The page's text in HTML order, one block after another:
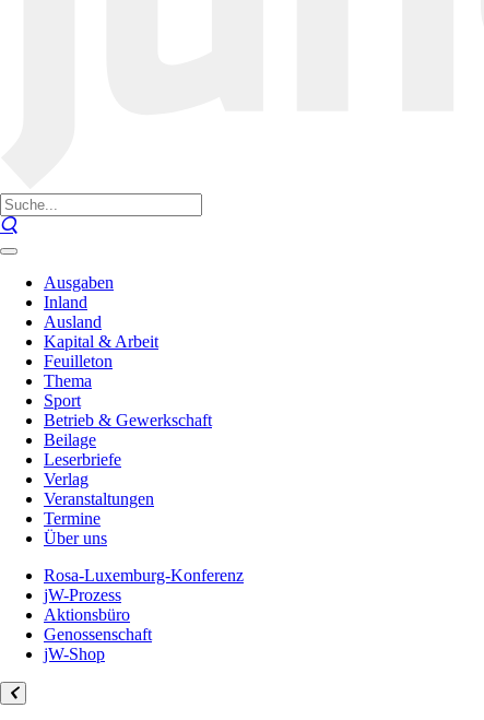
Ausgaben
Inland
Ausland
Kapital & Arbeit
Feuilleton
Thema
Sport
Betrieb & Gewerkschaft
Beilage
Leserbriefe
Verlag
Veranstaltungen
Termine
Über uns
Rosa-Luxemburg-Konferenz
jW-Prozess
Aktionsbüro
Genossenschaft
jW-Shop